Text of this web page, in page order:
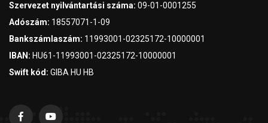
Szervezet nyilvántartási száma: 09-01-0001255
Adószám: 18557071-1-09
Bankszámlaszám: 11993001-02325172-10000001
IBAN: HU61-11993001-02325172-10000001
Swift kód: GIBA HU HB